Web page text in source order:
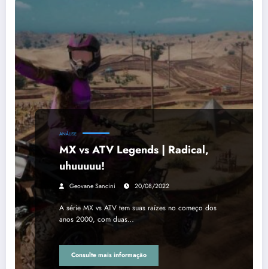
ANÁLISE
MX vs ATV Legends | Radical,
uhuuuuu!
Geovane Sancini 20/08/2022
A série MX vs ATV tem suas raízes no começo dos
anos 2000, com duas…
Consulte mais informação